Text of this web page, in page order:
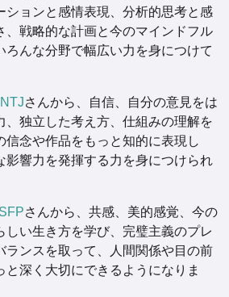
ションと感情表現、分析的思考と感
、戦略的な計画と今のマインドフル
ろんな分野で幅広い力を身につけて
INTJさんから、自信、自分の意見をは
、独立した考え方、仕組みの理解を
信念や作品をもっと知的に表現し
影響力を発揮する力を身につけられ
ISFPさんから、共感、美的感覚、今の
しい生き方を学び、完璧主義のプレ
ランスを取って、人間関係や目の前
と深く大切にできるようになりま